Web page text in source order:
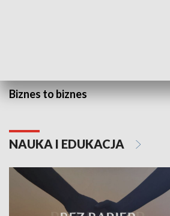
Biznes to biznes
NAUKA I EDUKACJA